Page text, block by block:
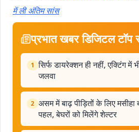
में ली अंतिम सांस
प्रभात खबर डिजिटल टॉप
1 सिर्फ डायरेक्शन ही नहीं, एक्टिंग
जलवा
2 असम में बाढ़ पीड़ितों के लिए
पहल, बेघरों को मिलेंगे शेल्टर